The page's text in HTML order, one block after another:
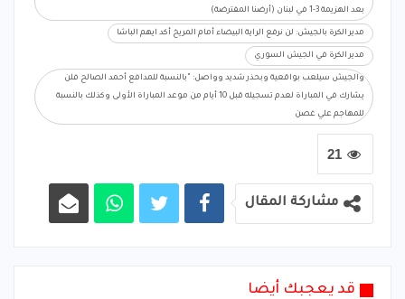
بعد الهزيمة 3-1 في لبنان (أرضنا المفترضة)
مدير الكرة بالجيش: لن نرفع الراية البيضاء أمام المريخ أكد ايهم الباشا
مدير الكرة في الجيش السوري
والجيش سيلعب بواقعية وبحذر شديد وواصل: "بالنسبة للمدافع أحمد الصالح فلن
يشارك في المباراة لعدم تسجيله قبل 10 أيام من موعد المباراة الأولى وكذلك بالنسبة
للمهاجم علي غصن
21
مشاركة المقال
قد يعجبك أيضا